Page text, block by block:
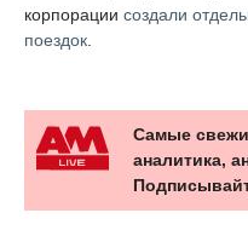
корпорации создали
поездок
Самые
аналитика,